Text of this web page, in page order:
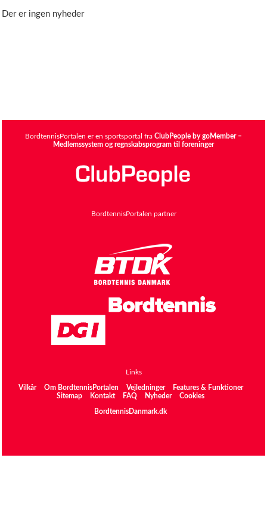
Der er ingen nyheder
BordtennisPortalen er en sportsportal fra ClubPeople by goMember –
Medlemssystem og regnskabsprogram til foreninger
BordtennisPortalen partner
Links
Vilkår Om BordtennisPortalen Vejledninger
Features & Funktioner
Sitemap
Kontakt FAQ Nyheder Cookies
BordtennisDanmark.dk